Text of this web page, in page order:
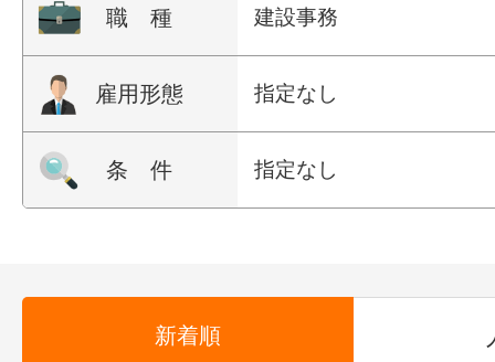
職 種 建設事務
雇用形態 指定なし
条 件 指定なし
新着順